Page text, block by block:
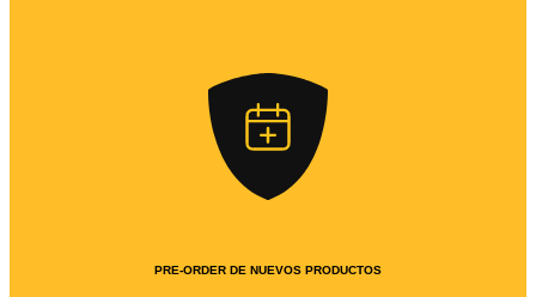
PRE-ORDER DE NUEVOS PRODUCTOS